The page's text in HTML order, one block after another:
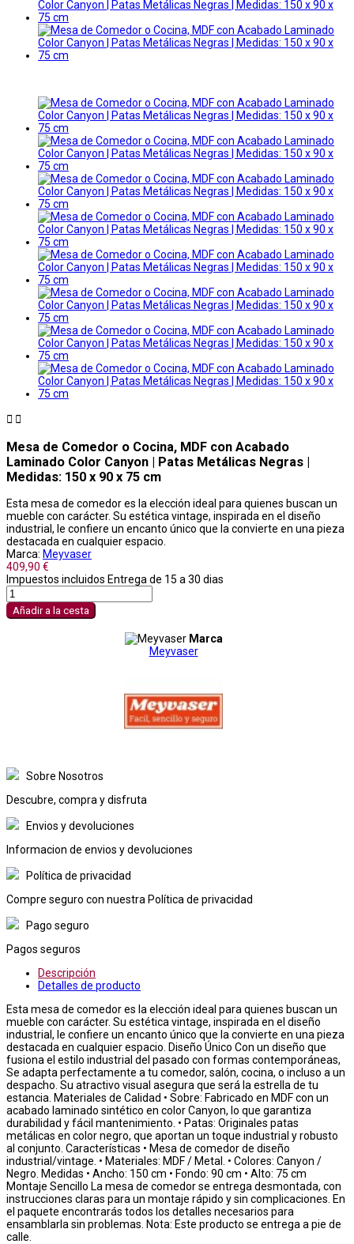
 
Mesa de Comedor o Cocina, MDF con Acabado
Laminado Color Canyon | Patas Metálicas Negras |
Medidas: 150 x 90 x 75 cm
Esta mesa de comedor es la elección ideal para quienes buscan un
mueble con carácter. Su estética vintage, inspirada en el diseño
industrial, le confiere un encanto único que la convierte en una pieza
destacada en cualquier espacio.
Marca: Meyvaser
409,90 €
Impuestos incluidos Entrega de 15 a 30 dias
Añadir a la cesta
Marca
Meyvaser
Sobre Nosotros
Descubre, compra y disfruta
Envios y devoluciones
Informacion de envios y devoluciones
Política de privacidad
Compre seguro con nuestra Política de privacidad
Pago seguro
Pagos seguros
Descripción
Detalles de producto
Esta mesa de comedor es la elección ideal para quienes buscan un
mueble con carácter. Su estética vintage, inspirada en el diseño
industrial, le confiere un encanto único que la convierte en una pieza
destacada en cualquier espacio. Diseño Único Con un diseño que
fusiona el estilo industrial del pasado con formas contemporáneas,
Se adapta perfectamente a tu comedor, salón, cocina, o incluso a un
despacho. Su atractivo visual asegura que será la estrella de tu
estancia. Materiales de Calidad • Sobre: Fabricado en MDF con un
acabado laminado sintético en color Canyon, lo que garantiza
durabilidad y fácil mantenimiento. • Patas: Originales patas
metálicas en color negro, que aportan un toque industrial y robusto
al conjunto. Características • Mesa de comedor de diseño
industrial/vintage. • Materiales: MDF / Metal. • Colores: Canyon /
Negro. Medidas • Ancho: 150 cm • Fondo: 90 cm • Alto: 75 cm
Montaje Sencillo La mesa de comedor se entrega desmontada, con
instrucciones claras para un montaje rápido y sin complicaciones. En
el paquete encontrarás todos los detalles necesarios para
ensamblarla sin problemas. Nota: Este producto se entrega a pie de
calle.